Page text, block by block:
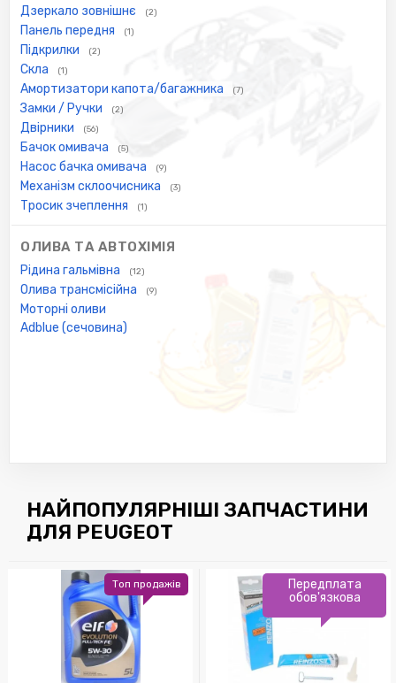
Дзеркало зовнішнє (2)
Панель передня (1)
Підкрилки (2)
Скла (1)
Амортизатори капота/багажника (7)
Замки / Ручки (2)
Двірники (56)
Бачок омивача (5)
Насос бачка омивача (9)
Механізм склоочисника (3)
Тросик зчеплення (1)
ОЛИВА ТА АВТОХІМІЯ
Рідина гальмівна (12)
Олива трансмісійна (9)
Моторні оливи
Adblue (сечовина)
НАЙПОПУЛЯРНІШІ ЗАПЧАСТИНИ
ДЛЯ PEUGEOT
Топ продажів
Передплата
обов'язкова